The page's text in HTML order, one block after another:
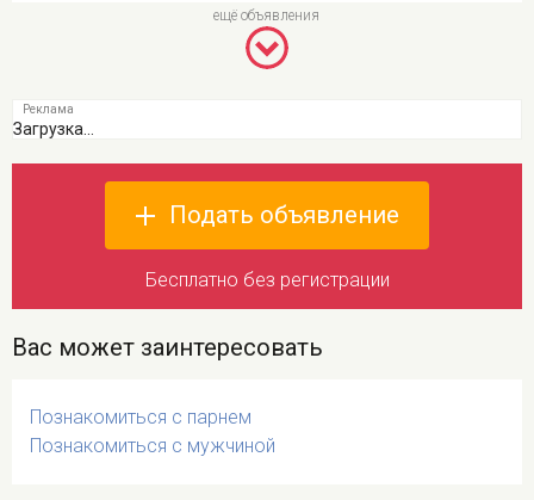
Загрузка...
Подать объявление
Бесплатно без регистрации
Вас может заинтересовать
Познакомиться с парнем
Познакомиться с мужчиной